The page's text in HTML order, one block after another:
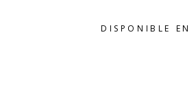
DISPONIBLE EN